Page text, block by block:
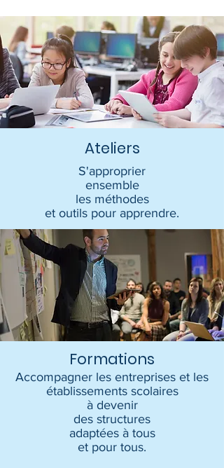
Ateliers
S'approprier
ensemble
les méthodes
et outils pour apprendre.
Formations
Accompagner les entreprises et les
établissements scolaires
à devenir
des structures
adaptées à tous
et pour tous.